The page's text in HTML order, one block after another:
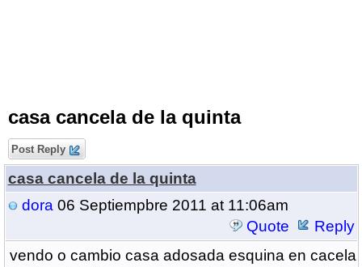
casa cancela de la quinta
Post Reply
casa cancela de la quinta
dora 06 Septiempbre 2011 at 11:06am
Quote
Reply
vendo o cambio casa adosada esquina en cacela